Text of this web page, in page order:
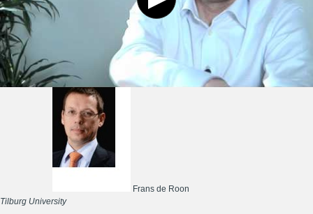
Frans de Roon
Tilburg University